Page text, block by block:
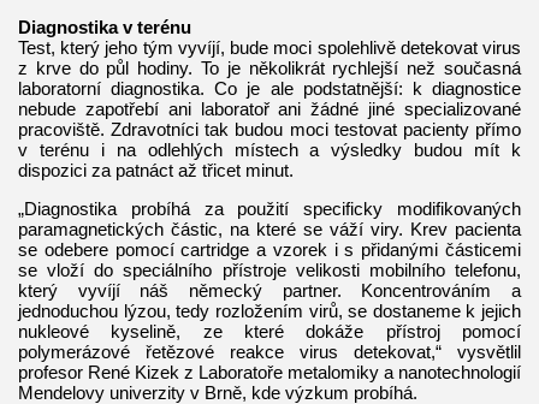
Diagnostika v terénu
Test, který jeho tým vyvíjí, bude moci spolehlivě detekovat virus
z krve do půl hodiny. To je několikrát rychlejší než současná
laboratorní diagnostika. Co je ale podstatnější: k diagnostice
nebude zapotřebí ani laboratoř ani žádné jiné specializované
pracoviště. Zdravotníci tak budou moci testovat pacienty přímo
v terénu i na odlehlých místech a výsledky budou mít k
dispozici za patnáct až třicet minut.
„Diagnostika probíhá za použití specificky modifikovaných
paramagnetických částic, na které se váží viry. Krev pacienta
se odebere pomocí cartridge a vzorek i s přidanými částicemi
se vloží do speciálního přístroje velikosti mobilního telefonu,
který vyvíjí náš německý partner. Koncentrováním a
jednoduchou lýzou, tedy rozložením virů, se dostaneme k jejich
nukleové kyselině, ze které dokáže přístroj pomocí
polymerázové řetězové reakce virus detekovat,“ vysvětlil
profesor René Kizek z Laboratoře metalomiky a nanotechnologií
Mendelovy univerzity v Brně, kde výzkum probíhá.